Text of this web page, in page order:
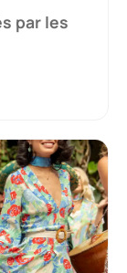
par les